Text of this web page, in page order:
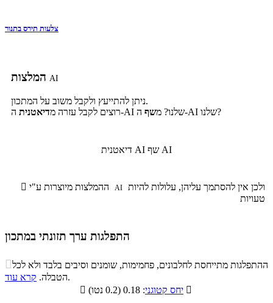
צלעות תירס בתנור
AI
ניתן להתייעץ ולקבל משוב על המתכון.
רוצים לקבל עזרה מדיאטנית ה-AI שלנו? משף ה-AI שלנו?
דיאטנית AI שף AI
 AI
טעויות
התפלגות ערך תזונתי במתכון
התפלגות ערך תזונתי במתכון
סיבים
תזונתיים
שומנים חלבונים
71.4%
ההתפלגות מתייחסת לחלבונים, פחמימות, שומנים וסיבים בלבד ולא לכל
הטבלה. קרא עוד
.

יחס קטוגני 